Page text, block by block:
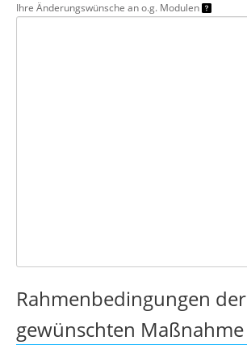
Ihre Änderungswünsche an o.g. Modulen
Rahmenbedingungen der
gewünschten Maßnahme